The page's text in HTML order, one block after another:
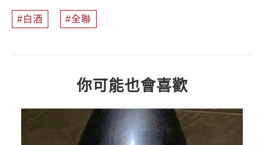
白酒 全聯
你可能也會喜歡